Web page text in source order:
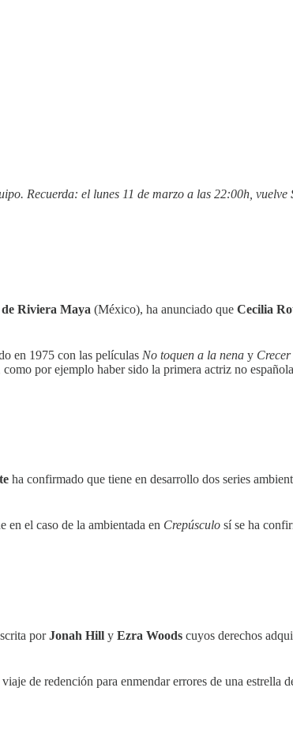
Recuerda: el lunes 11 de marzo a las 22:00h, vuelve
Riviera Maya (México), ha anunciado que Cecilia
en 1975 con las películas No toquen a la nena y
por ejemplo haber sido la primera actriz no
ha confirmado que tiene en desarrollo dos series
en el caso de la ambientada en Crepúsculo sí se ha
porJonah Hill y Ezra Woods cuyos derechos
de redención para enmendar errores de una estrella